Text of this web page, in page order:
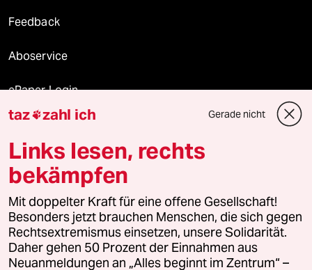
Feedback
Aboservice
ePaper Login
Downloads für Abonnierende
© 2026 taz Verlags und Vertriebs GmbH
Alle Rechte vorbehalten. Bei rechtlichen Fragen oder für Genehmigungen
wenden Sie sich bitte an
lizenzen@taz.de
Feedback Redaktionsstatut Kommune-Richtlinien
taz zahl ich Gerade nicht
Links lesen, rechts
bekämpfen
Mit doppelter Kraft für eine offene Gesellschaft!
Besonders jetzt brauchen Menschen, die sich gegen
Rechtsextremismus einsetzen, unsere Solidarität.
Daher gehen 50 Prozent der Einnahmen aus
Neuanmeldungen an „Alles beginnt im Zentrum“ –